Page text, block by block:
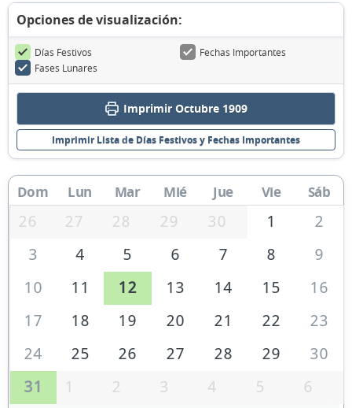
Opciones de visualización:
Días Festivos
Fechas Importantes
Fases Lunares
Imprimir Octubre 1909
Imprimir Lista de Días Festivos y Fechas Importantes
Dom Lun Mar Mié Jue Vie Sáb
26 27 28 29 30 1
2
3
4 5 6 7 8
9
10
11 12 13 14 15
16
17
18 19 20 21 22
23
24
25 26 27 28 29
30
31
1 2 3 4 5 6